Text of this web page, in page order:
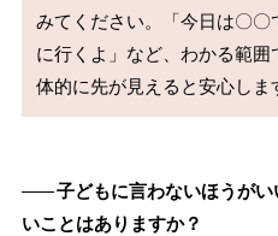
みてください。「今日は〇
に行くよ」など、わかる範
――子どもに言わないほうが
いことはありますか？